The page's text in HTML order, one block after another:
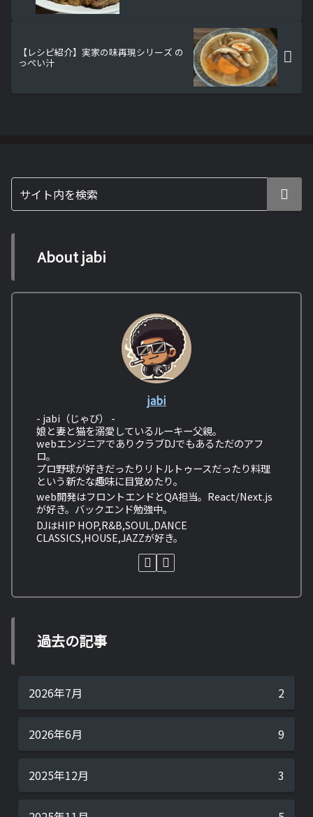
【レシピ紹介】実家の味再現シリーズ の
っぺい汁
About jabi
jabi
- jabi（じゃび） -
娘と妻と猫を溺愛しているルーキー父親。
webエンジニアでありクラブDJでもあるただのアフ
ロ。
プロ野球が好きだったりリトルトゥースだったり料理
という新たな趣味に目覚めたり。
web開発はフロントエンドとQA担当。React/Next.js
が好き。バックエンド勉強中。
DJはHIP HOP,R&B,SOUL,DANCE
CLASSICS,HOUSE,JAZZが好き。
過去の記事
2026年7月 2
2026年6月 9
2025年12月 3